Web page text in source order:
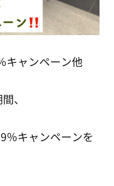
キャンペーン他
、
％キャンペーンを